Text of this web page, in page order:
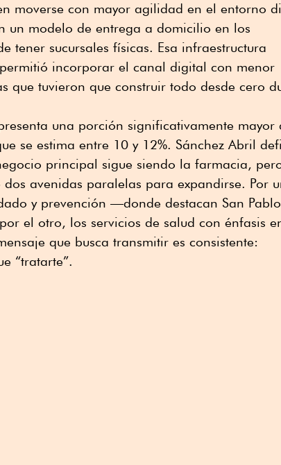
moverse con mayor agilidad en el entorno
un modelo de entrega a domicilio en los
tener sucursales físicas. Esa infraestructura
incorporar el canal digital con menor
que tuvieron que construir todo desde cero
una porción significativamente mayor
se estima entre 10 y 12%. Sánchez Abril
principal sigue siendo la farmacia,
dos avenidas paralelas para expandirse. Por
y prevención —donde destacan San Pablo
el otro, los servicios de salud con énfasis
que busca transmitir es consistente:
“tratarte”.